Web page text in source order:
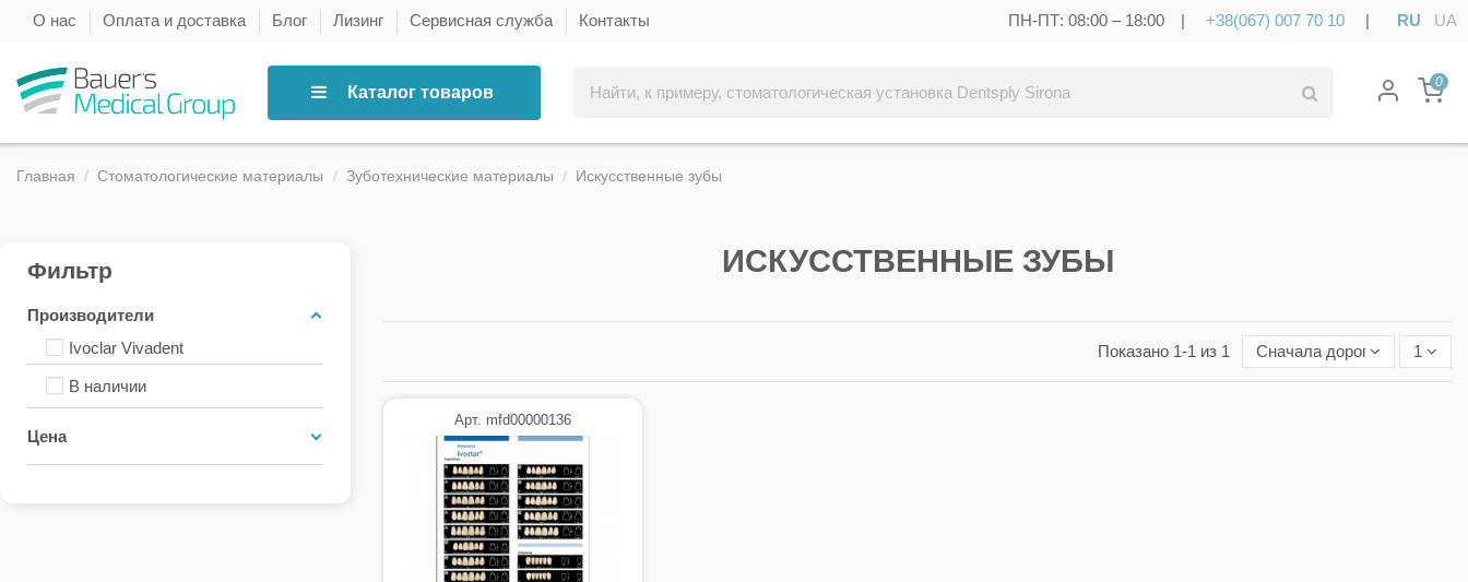
О нас Оплата и доставка Блог Лизинг Сервисная служба Контакты ПН-ПТ: 08:00 – 18:00 | +38(067) 007 70 10 | RU UA
Каталог товаров
0
Главная Стоматологические материалы Зуботехнические материалы Искусственные зубы
Фильтр
Производители
Ivoclar Vivadent
В наличии
Цена
ИСКУССТВЕННЫЕ ЗУБЫ
Показано 1-1 из 1 Сначала дорогие 1
Арт. mfd00000136